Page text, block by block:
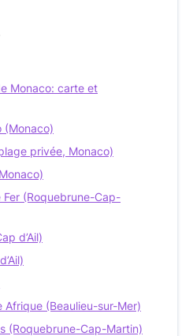
Monaco: carte et
(Monaco)
privée, Monaco)
(Roquebrune-Cap-
d’Ail)
Afrique (Beaulieu-sur-Mer)
(Roquebrune-Cap-Martin)